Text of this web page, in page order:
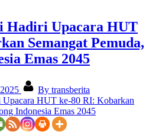
Hadiri Upacara HUT
Semangat Pemuda,
Emas 2045
By transberita